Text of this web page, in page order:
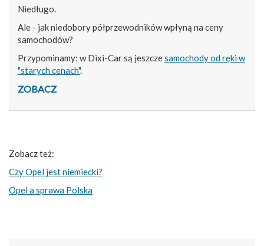
Niedługo.
Ale - jak niedobory półprzewodników wpłyną na ceny
samochodów?
Przypominamy: w Dixi-Car są jeszczesamochody od ręki w
"starych cenach".
ZOBACZ
Zobacz też:
Czy Opel jest niemiecki?
Opel a sprawa Polska